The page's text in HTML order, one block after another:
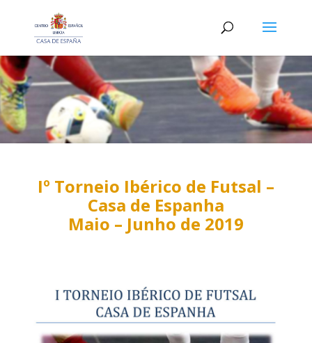
Iº Torneio Ibérico de Futsal –
Casa de Espanha
Maio – Junho de 2019